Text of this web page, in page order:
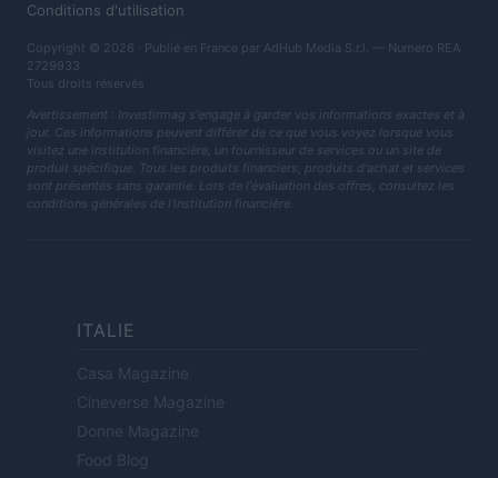
Conditions d'utilisation
Copyright © 2026 · Publié en France par AdHub Media S.r.l. — Numero REA
2729933
Tous droits réservés
Avertissement : Investirmag s'engage à garder vos informations exactes et à
jour. Ces informations peuvent différer de ce que vous voyez lorsque vous
visitez une institution financière, un fournisseur de services ou un site de
produit spécifique. Tous les produits financiers, produits d'achat et services
sont présentés sans garantie. Lors de l'évaluation des offres, consultez les
conditions générales de l'institution financière.
ITALIE
Casa Magazine
Cineverse Magazine
Donne Magazine
Food Blog